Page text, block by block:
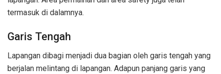
termasuk di dalamnya.
Garis Tengah
Lapangan dibagi menjadi dua bagian oleh garis tengah yang
berjalan melintang di lapangan. Adapun panjang garis yang